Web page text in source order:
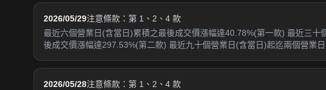
2026/05/29注意條款：第 1、2、4 款
最近六個營業日(含當日)累積之最後成交價漲幅達40.78%(第一款) 最近三
後成交價漲幅達297.53%(第二款) 最近九十個營業日(含當日)起迄兩個營業
2026/05/28注意條款：第 1、2、4 款